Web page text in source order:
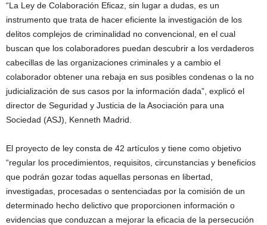
“La Ley de Colaboración Eficaz, sin lugar a dudas, es un
instrumento que trata de hacer eficiente la investigación de los
delitos complejos de criminalidad no convencional, en el cual
buscan que los colaboradores puedan descubrir a los verdaderos
cabecillas de las organizaciones criminales y a cambio el
colaborador obtener una rebaja en sus posibles condenas o la no
judicialización de sus casos por la información dada”, explicó el
director de Seguridad y Justicia de la Asociación para una
Sociedad (ASJ), Kenneth Madrid.
El proyecto de ley consta de 42 artículos y tiene como objetivo
“regular los procedimientos, requisitos, circunstancias y beneficios
que podrán gozar todas aquellas personas en libertad,
investigadas, procesadas o sentenciadas por la comisión de un
determinado hecho delictivo que proporcionen información o
evidencias que conduzcan a mejorar la eficacia de la persecución